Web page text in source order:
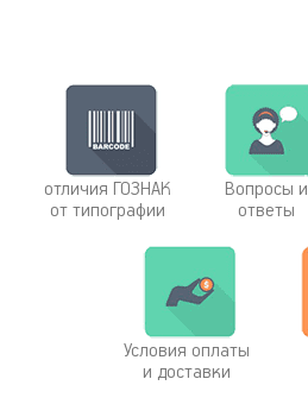
отличия ГОЗНАК
от типографии
Вопросы и
ответы
Условия оплаты
и доставки